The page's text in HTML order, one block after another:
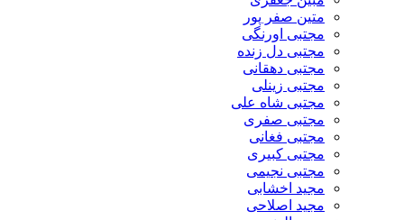
متین صفر پور
مجتبی اورنگی
مجتبی دل زنده
مجتبی دهقانی
مجتبی زینلی
مجتبی شاه علی
مجتبی صفری
مجتبی فغانی
مجتبی کبیری
مجتبی نجیمی
مجید اخشابی
مجید اصلاحی